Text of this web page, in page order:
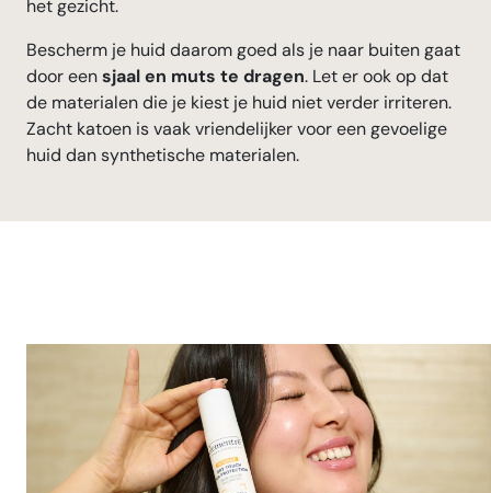
het gezicht.
Bescherm je huid daarom goed als je naar buiten gaat
door eensjaal en muts te dragen. Let er ook op dat
de materialen die je kiest je huid niet verder irriteren.
Zacht katoen is vaak vriendelijker voor een gevoelige
huid dan synthetische materialen.